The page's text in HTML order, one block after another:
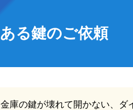
る鍵のご依頼
金庫の鍵が壊れて開かない、ダ